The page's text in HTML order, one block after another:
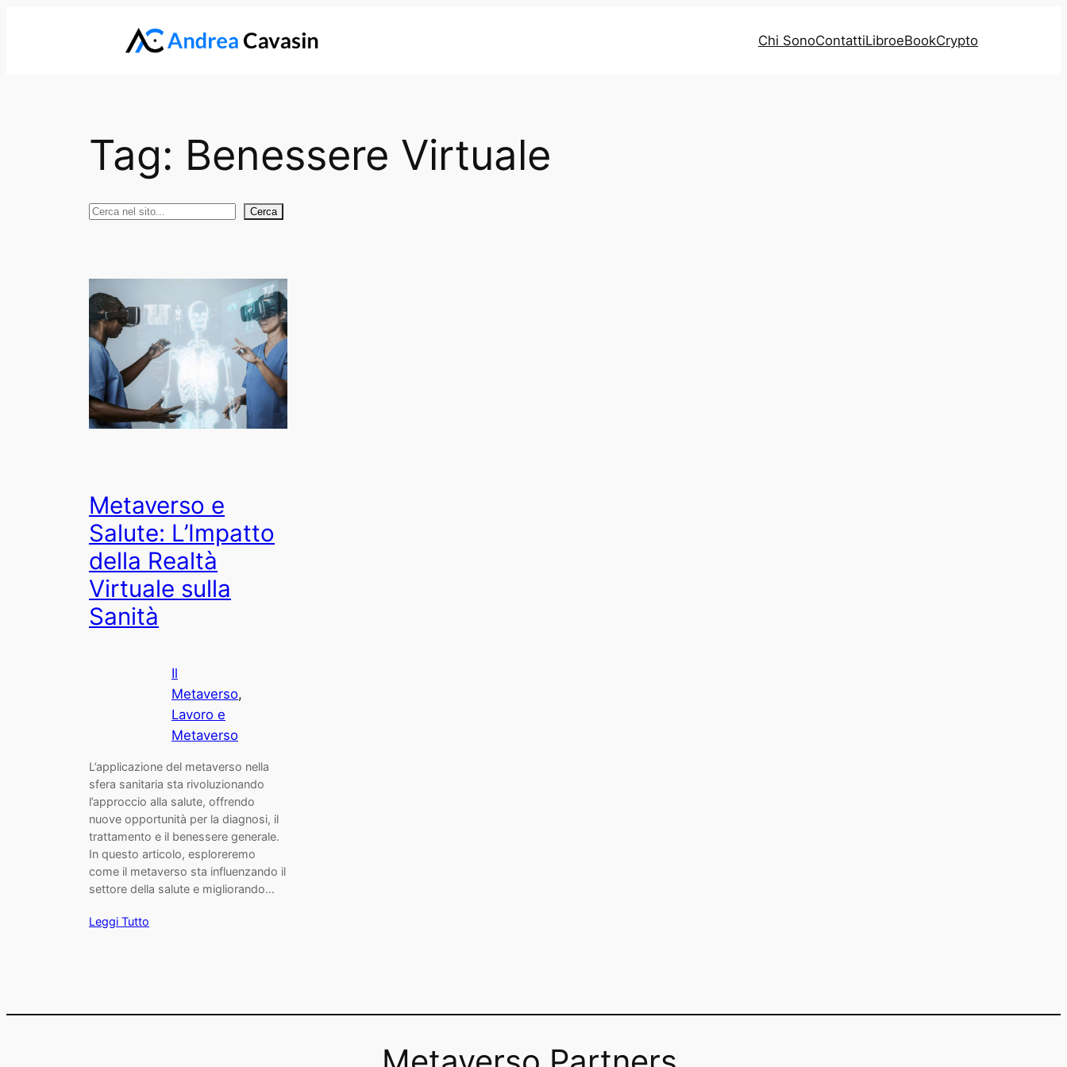
Chi SonoContattiLibroeBookCrypto
Tag: Benessere Virtuale
Cerca Cerca
Metaverso e
Salute: L’Impatto
della Realtà
Virtuale sulla
Sanità
Il
Metaverso
Lavoro e
Metaverso
L’applicazione del metaverso nella
sfera sanitaria sta rivoluzionando
l’approccio alla salute, offrendo
nuove opportunità per la diagnosi, il
trattamento e il benessere generale.
In questo articolo, esploreremo
come il metaverso sta influenzando il
settore della salute e migliorando…
Leggi Tutto